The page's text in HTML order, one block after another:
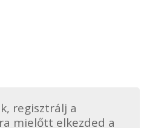
regisztrálj a
ra mielőtt elkezded a